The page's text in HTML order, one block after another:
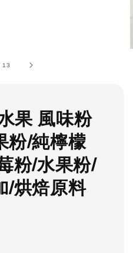
13
果 風味粉
粉/純檸檬
粉/水果粉/
/烘焙原料